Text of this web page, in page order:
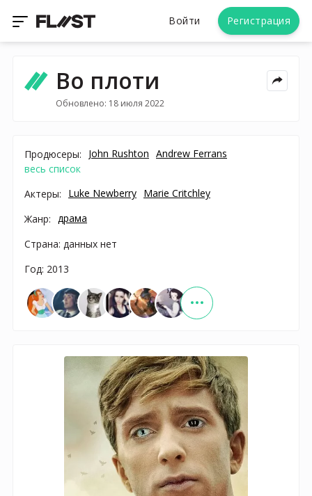
Войти Регистрация
Во плоти
Обновлено: 18 июля 2022
Продюсеры: John Rushton Andrew Ferrans
весь список
Актеры:
Luke Newberry Marie Critchley
Жанр:
драма
Страна: данных нет
Год: 2013